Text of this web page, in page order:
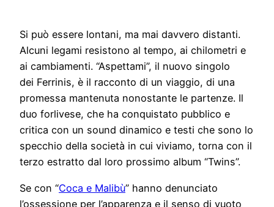
Si può essere lontani, ma mai davvero distanti.
Alcuni legami resistono al tempo, ai chilometri e
ai cambiamenti. “Aspettami”, il nuovo singolo
dei Ferrinis, è il racconto di un viaggio, di una
promessa mantenuta nonostante le partenze. Il
duo forlivese, che ha conquistato pubblico e
critica con un sound dinamico e testi che sono lo
specchio della società in cui viviamo, torna con il
terzo estratto dal loro prossimo album “Twins”.
Se con “Coca e Malibù” hanno denunciato
l’ossessione per l’apparenza e il senso di vuoto